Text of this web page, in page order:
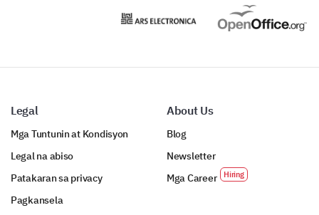
Legal
Mga Tuntunin at Kondisyon
Legal na abiso
Patakaran sa privacy
Pagkansela
About Us
Blog
Newsletter
Mga Career